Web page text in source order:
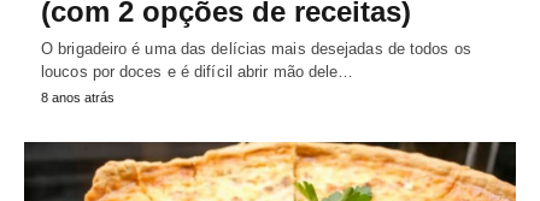
(com 2 opções de receitas)
O brigadeiro é uma das delícias mais desejadas de todos os
loucos por doces e é difícil abrir mão dele…
8 anos atrás